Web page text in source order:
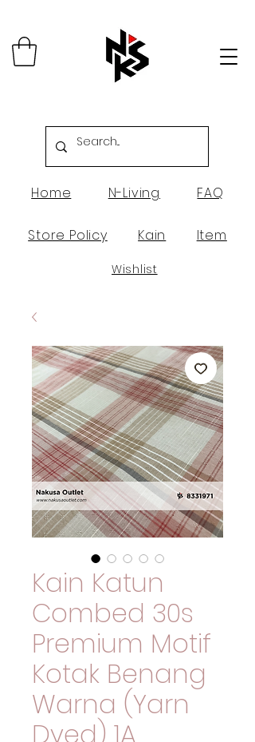
Home N-Living FAQ
Store Policy Kain Item
Wishlist
Kain Katun
Combed 30s
Premium Motif
Kotak Benang
Warna (Yarn
Dyed) 1A